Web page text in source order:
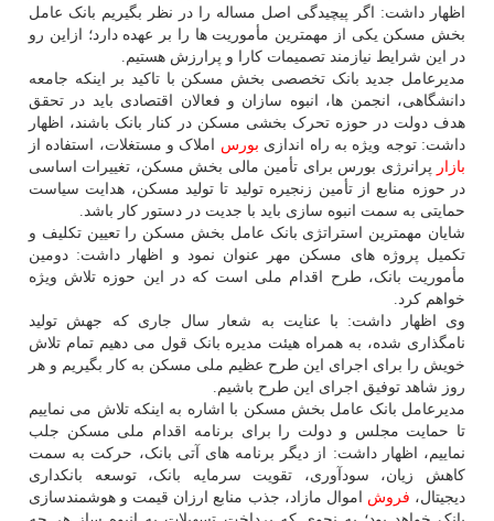
اظهار داشت: اگر پیچیدگی اصل مساله را در نظر بگیریم بانک عامل
بخش مسکن یکی از مهمترین مأموریت ها را بر عهده دارد؛ ازاین رو
در این شرایط نیازمند تصمیمات کارا و پرارزش هستیم.
مدیرعامل جدید بانک تخصصی بخش مسکن با تاکید بر اینکه جامعه
دانشگاهی، انجمن ها، انبوه سازان و فعالان اقتصادی باید در تحقق
هدف دولت در حوزه تحرک بخشی مسکن در کنار بانک باشند، اظهار
داشت: توجه ویژه به راه اندازی بورس املاک و مستغلات، استفاده از
بازار پرانرژی بورس برای تأمین مالی بخش مسکن، تغییرات اساسی
در حوزه منابع از تأمین زنجیره تولید تا تولید مسکن، هدایت سیاست
حمایتی به سمت انبوه سازی باید با جدیت در دستور کار باشد.
شایان مهمترین استراتژی بانک عامل بخش مسکن را تعیین تکلیف و
تکمیل پروژه های مسکن مهر عنوان نمود و اظهار داشت: دومین
مأموریت بانک، طرح اقدام ملی است که در این حوزه تلاش ویژه
خواهم کرد.
وی اظهار داشت: با عنایت به شعار سال جاری که جهش تولید
نامگذاری شده، به همراه هیئت مدیره بانک قول می دهیم تمام تلاش
خویش را برای اجرای این طرح عظیم ملی مسکن به کار بگیریم و هر
روز شاهد توفیق اجرای این طرح باشیم.
مدیرعامل بانک عامل بخش مسکن با اشاره به اینکه تلاش می نماییم
تا حمایت مجلس و دولت را برای برنامه اقدام ملی مسکن جلب
نماییم، اظهار داشت: از دیگر برنامه های آتی بانک، حرکت به سمت
کاهش زیان، سودآوری، تقویت سرمایه بانک، توسعه بانکداری
دیجیتال، فروش اموال مازاد، جذب منابع ارزان قیمت و هوشمندسازی